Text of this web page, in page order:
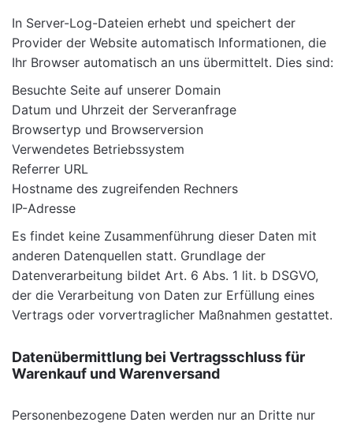
In Server-Log-Dateien erhebt und speichert der
Provider der Website automatisch Informationen, die
Ihr Browser automatisch an uns übermittelt. Dies sind:
Besuchte Seite auf unserer Domain
Datum und Uhrzeit der Serveranfrage
Browsertyp und Browserversion
Verwendetes Betriebssystem
Referrer URL
Hostname des zugreifenden Rechners
IP-Adresse
Es findet keine Zusammenführung dieser Daten mit
anderen Datenquellen statt. Grundlage der
Datenverarbeitung bildet Art. 6 Abs. 1 lit. b DSGVO,
der die Verarbeitung von Daten zur Erfüllung eines
Vertrags oder vorvertraglicher Maßnahmen gestattet.
Datenübermittlung bei Vertragsschluss für
Warenkauf und Warenversand
Personenbezogene Daten werden nur an Dritte nur